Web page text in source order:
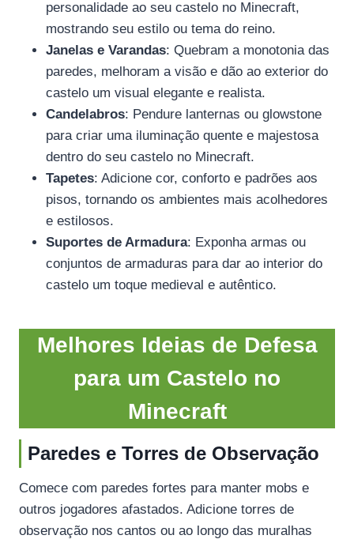
personalidade ao seu castelo no Minecraft,
mostrando seu estilo ou tema do reino.
Janelas e Varandas: Quebram a monotonia das
paredes, melhoram a visão e dão ao exterior do
castelo um visual elegante e realista.
Candelabros: Pendure lanternas ou glowstone
para criar uma iluminação quente e majestosa
dentro do seu castelo no Minecraft.
Tapetes: Adicione cor, conforto e padrões aos
pisos, tornando os ambientes mais acolhedores
e estilosos.
Suportes de Armadura: Exponha armas ou
conjuntos de armaduras para dar ao interior do
castelo um toque medieval e autêntico.
Melhores Ideias de Defesa
para um Castelo no
Minecraft
Paredes e Torres de Observação
Comece com paredes fortes para manter mobs e
outros jogadores afastados. Adicione torres de
observação nos cantos ou ao longo das muralhas